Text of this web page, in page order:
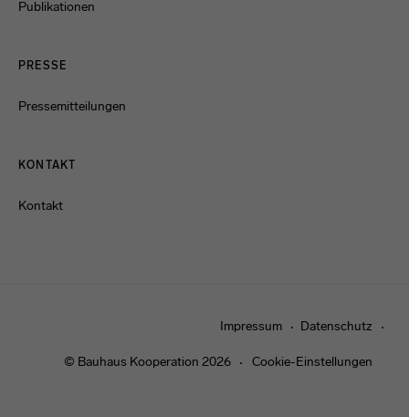
Publikationen
PRESSE
Pressemitteilungen
KONTAKT
Kontakt
Impressum Datenschutz
© Bauhaus Kooperation 2026 Cookie-Einstellungen